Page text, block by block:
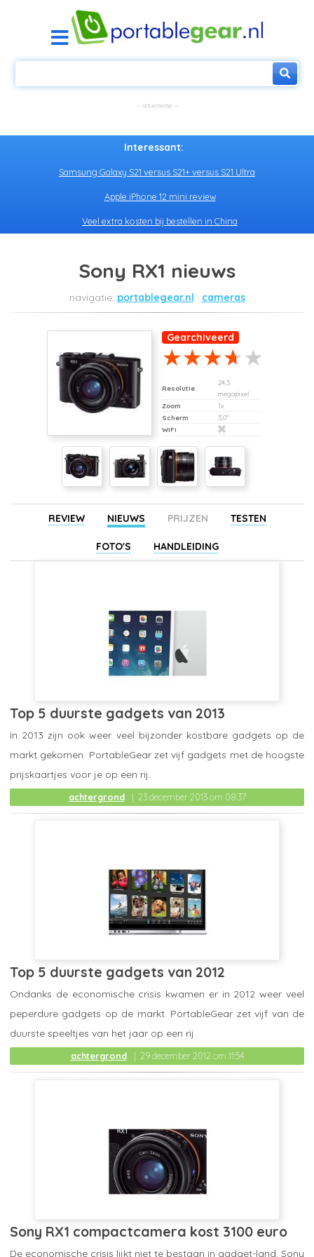
Interessant:
Samsung Galaxy S21 versus S21+ versus S21 Ultra
Apple iPhone 12 mini review
Veel extra kosten bij bestellen in China
Sony RX1 nieuws
portablegear.nl cameras
Gearchiveerd
Resolutie
24,3
megapixel
Zoom
1x
Scherm
3,0"
WiFi
REVIEW NIEUWS PRIJZEN TESTEN
FOTO'S HANDLEIDING
Top 5 duurste gadgets van 2013
achtergrond 23 december 2013 om 08:37
In 2013 zijn ook weer veel bijzonder kostbare gadgets op de
markt gekomen. PortableGear zet vijf gadgets met de hoogste
prijskaartjes voor je op een rij.
Top 5 duurste gadgets van 2012
achtergrond 29 december 2012 om 11:54
Ondanks de economische crisis kwamen er in 2012 weer veel
peperdure gadgets op de markt. PortableGear zet vijf van de
duurste speeltjes van het jaar op een rij.
Sony RX1 compactcamera kost 3100 euro
De economische crisis lijkt niet te bestaan in gadget-land. Sony